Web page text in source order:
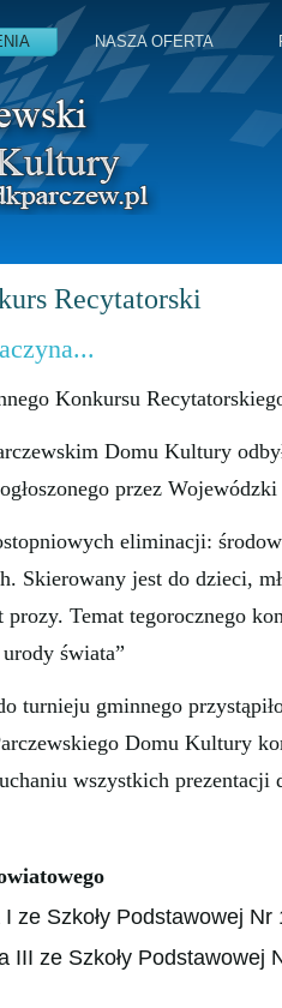
NASZA OFERTA
Recytatorski
Konkursu
Domu Kultury
przez
eliminacji:
Skierowany jest do dzieci,
prozy. Temat tegorocznego
świata”
turnieju gminnego
Domu Kultury
wszystkich
I ze Szkoły Podstawowej
III ze Szkoły Podstawowej